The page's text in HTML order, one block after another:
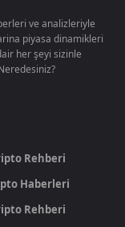
ve analizleriyle
piyasa dinamikleri
her şeyi sizinle
Rehberi
Haberleri
Rehberi